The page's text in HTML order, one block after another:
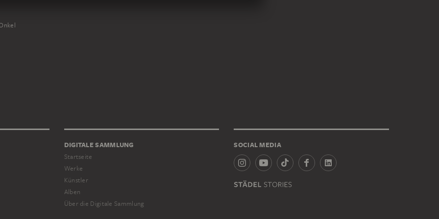
DIGITALE SAMMLUNG
Startseite
Werke
Künstler
Alben
Über die Digitale Sammlung
SOCIAL MEDIA